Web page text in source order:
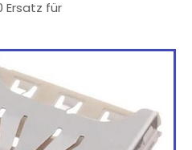
Ersatz für